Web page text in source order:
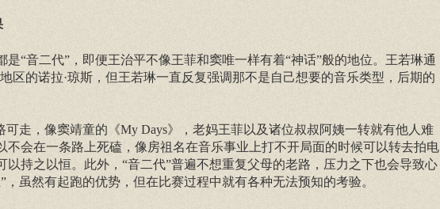
“音二代”，即便王治平不像王菲和窦唯一样有着“神话”般的地位。王若琳通
区的诺拉·琼斯，但王若琳一直反复强调那不是自己想要的音乐类型，后期的
走，像窦靖童的《My Days》，老妈王菲以及诸位叔叔阿姨一转就有他人难
会在一条路上死磕，像房祖名在音乐事业上打不开局面的时候可以转去拍电
持之以恒。此外，“音二代”普遍不想重复父母的老路，压力之下也会导致心
虽然有起跑的优势，但在比赛过程中就有各种无法预知的考验。